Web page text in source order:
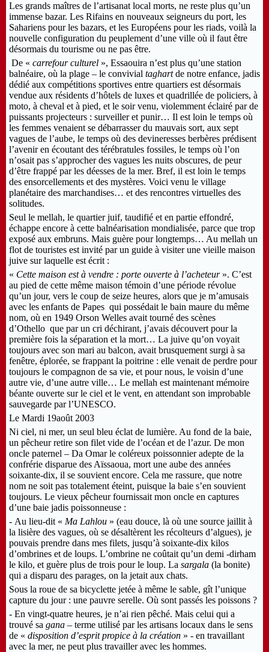
Les grands maîtres de l’artisanat local morts, ne reste plus qu’un
immense bazar. Les Rifains en nouveaux seigneurs du port, les
Sahariens pour les bazars, et les Européens pour les riads, voilà la
nouvelle configuration du peuplement d’une ville où il faut être
désormais du tourisme ou ne pas être.
De « carrefour culturel », Essaouira n’est plus qu’une station
balnéaire, où la plage – le convivial taghartde notre enfance, jadis
dédié aux compétitions sportives entre quartiers est désormais
vendue aux résidents d’hôtels de luxes et quadrillée de policiers, à
moto, à cheval et à pied, et le soir venu, violemment éclairé par de
puissants projecteurs : surveiller et punir… Il est loin le temps où
les femmes venaient se débarrasser du mauvais sort, aux sept
vagues de l’aube, le temps où des devineresses berbères prédisent
l’avenir en écoutant des térébratules fossiles, le temps où l’on
n’osait pas s’approcher des vagues les nuits obscures, de peur
d’être frappé par les déesses de la mer. Bref, il est loin le temps
des ensorcellements et des mystères. Voici venu le village
planétaire des marchandises… et des rencontres virtuelles des
solitudes.
Seul le mellah, le quartier juif, taudifié et en partie effondré,
échappe encore à cette balnéarisation mondialisée, parce que trop
exposé aux embruns. Mais guère pour longtemps… Au mellah un
flot de touristes est invité par un guide à visiter une vieille maison
juive sur laquelle est écrit :
« Cette maison est à vendre : porte ouverte à l’acheteur». C’est
au pied de cette même maison témoin d’une période révolue
qu’un jour, vers le coup de seize heures, alors que je m’amusais
avec les enfants de Papes qui possédait le bain maure du même
nom, où en 1949 Orson Welles avait tourné des scènes
d’Othello que par un cri déchirant, j’avais découvert pour la
première fois la séparation et la mort… La juive qu’on voyait
toujours avec son mari au balcon, avait brusquement surgi à sa
fenêtre, éplorée, se frappant la poitrine : elle venait de perdre pour
toujours le compagnon de sa vie, et pour nous, le voisin d’une
autre vie, d’une autre ville… Le mellah est maintenant mémoire
béante ouverte sur le ciel et le vent, en attendant son improbable
sauvegarde par l’UNESCO.
Le Mardi 19août 2003
Ni ciel, ni mer, un seul bleu éclat de lumière. Au fond de la baie,
un pêcheur retire son filet vide de l’océan et de l’azur. De mon
oncle paternel – Da Omar le coléreux poissonnier adepte de la
confrérie disparue des Aïssaoua, mort une aube des années
soixante-dix, il se souvient encore. Cela me rassure, que notre
nom ne soit pas totalement éteint, puisque la baie s’en souvient
toujours. Le vieux pêcheur fournissait mon oncle en captures
d’une baie jadis poissonneuse :
- Au lieu-dit « Ma Lahlou » (eau douce, là où une source jaillit à
la lisière des vagues, où se désaltèrent les récolteurs d’algues), je
pouvais prendre dans mes filets, jusqu’à soixante-dix kilos
d’ombrines et de loups. L’ombrine ne coûtait qu’un demi -dirham
le kilo, et guère plus de trois pour le loup. La sargala (la bonite)
qui a disparu des parages, on la jetait aux chats.
Sous la roue de sa bicyclette jetée à même le sable, gît l’unique
capture du jour : une pauvre serelle. Où sont passés les poissons ?
- En vingt-quatre heures, je n’ai rien pêché. Mais celui qui a
trouvé sa gana – terme utilisé par les artisans locaux dans le sens
de « disposition d’esprit propice à la création » - en travaillant
avec la mer, ne peut plus travailler avec les hommes.